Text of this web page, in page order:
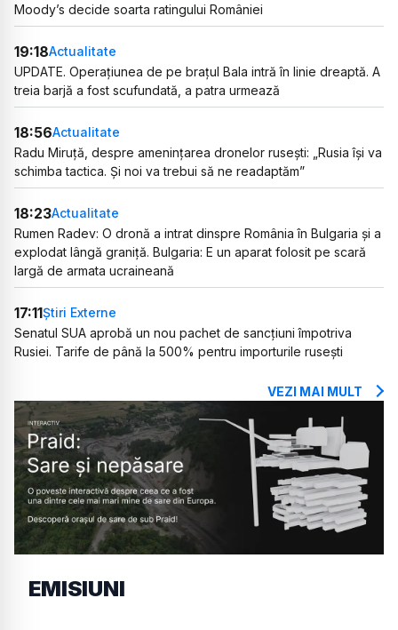
Moody’s decide soarta ratingului României
19:18Actualitate
UPDATE. Operațiunea de pe brațul Bala intră în linie dreaptă. A
treia barjă a fost scufundată, a patra urmează
18:56Actualitate
Radu Miruță, despre amenințarea dronelor rusești: „Rusia își va
schimba tactica. Și noi va trebui să ne readaptăm”
18:23Actualitate
Rumen Radev: O dronă a intrat dinspre România în Bulgaria și a
explodat lângă graniță. Bulgaria: E un aparat folosit pe scară
largă de armata ucraineană
17:11Știri Externe
Senatul SUA aprobă un nou pachet de sancțiuni împotriva
Rusiei. Tarife de până la 500% pentru importurile rusești
VEZI MAI MULT
EMISIUNI